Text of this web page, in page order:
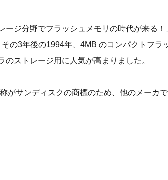
ージ分野でフラッシュメモリの時代が来る
の3年後の1994年、4MB のコンパクトフラ
ストレージ用に人気が高まりました。
がサンディスクの商標のため、他のメーカ